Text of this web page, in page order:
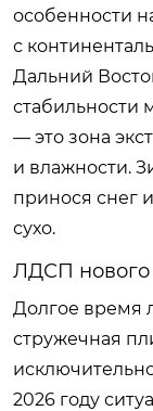
особенности
с
Дальний
стабильности
— это зона
и влажности.
принося снег
сухо.
ЛДСП нового
Долгое время
стружечная
2026 году